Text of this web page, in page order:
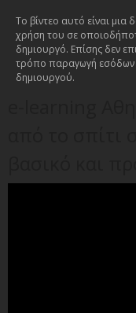
Το βίντεο αυτό είναι
χρήση του σε
δημιουργό. Επίσης δεν
τρόπο παραγωγή εσόδων
δημιουργού.